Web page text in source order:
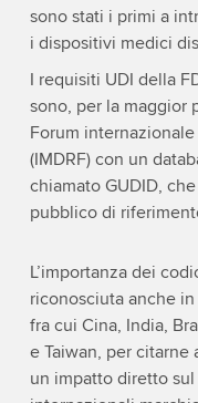
sono stati i primi a
i dispositivi medici
I requisiti UDI della
sono, per la maggior
Forum
(IMDRF) con un
chiamato GUDID,
pubblico di
L’importanza dei
riconosciuta anche
fra cui Cina, India,
e Taiwan, per
un impatto diretto